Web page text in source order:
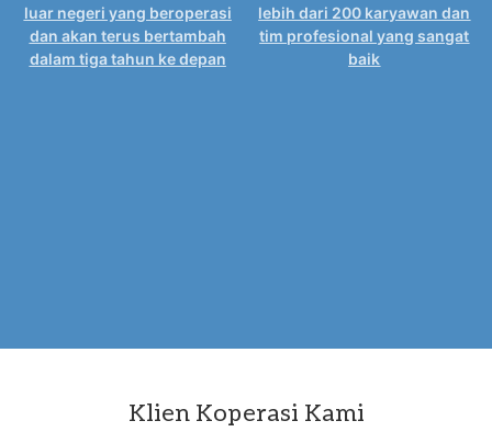
luar negeri yang beroperasi
dan akan terus bertambah
dalam tiga tahun ke depan
lebih dari 200 karyawan dan
tim profesional yang sangat
baik
Klien Koperasi Kami